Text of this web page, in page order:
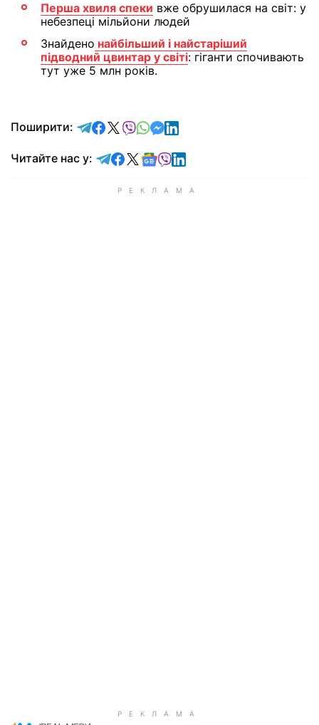
Перша хвиля спеки вже обрушилася на світ: у
небезпеці мільйони людей
Знайдено найбільший і найстаріший
підводний цвинтар у світі: гіганти спочивають
тут уже 5 млн років.
Поширити: відправити у Telegram
поділитись у Facebook
поділитись у X
відправити у Viber
відправити у Whatsapp
відправити у Messenger
відправити у LinkedIn
Читайте нас у: Читайте у Telegram
Читайте у Facebook
Читайте у X
Читайте у Google news
Читайте у Viber
Читайте у LinkedIn